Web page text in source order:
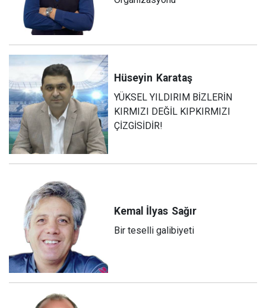
Hüseyin Karataş
YÜKSEL YILDIRIM BİZLERİN
KIRMIZI DEĞİL KIPKIRMIZI
ÇİZGİSİDİR!
Kemal İlyas Sağır
Bir teselli galibiyeti